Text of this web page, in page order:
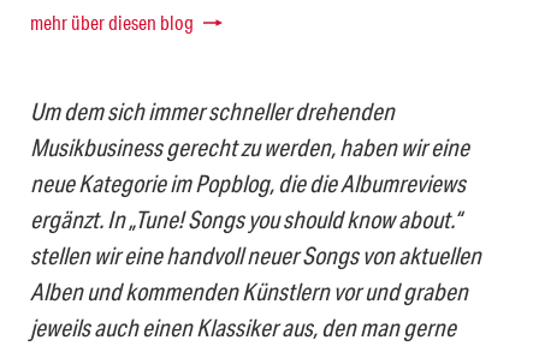
mehr über diesen blog
Um dem sich immer schneller drehenden
Musikbusiness gerecht zu werden, haben wir eine
neue Kategorie im Popblog, die die Albumreviews
ergänzt. In „Tune! Songs you should know about.“
stellen wir eine handvoll neuer Songs von aktuellen
Alben und kommenden Künstlern vor und graben
jeweils auch einen Klassiker aus, den man gerne